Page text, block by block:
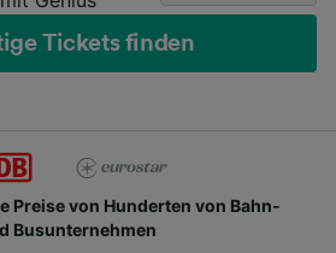
Tickets finden
von Bahn-
Schließen